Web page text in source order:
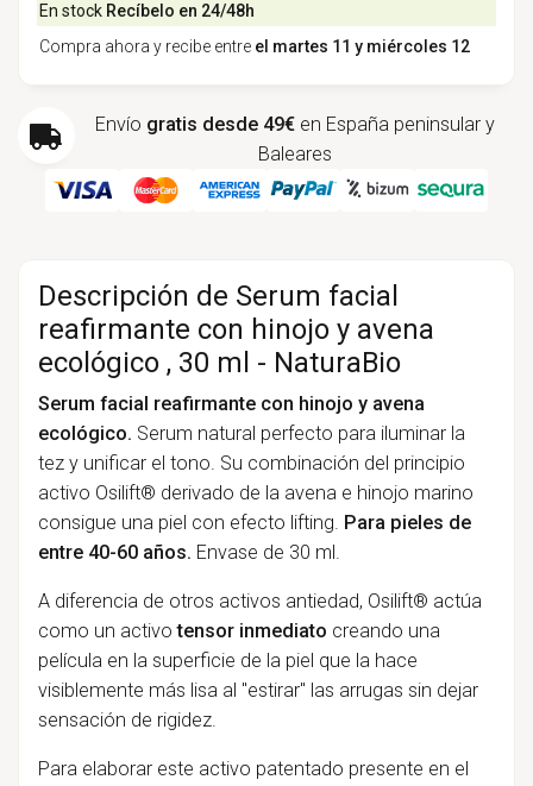
En stock Recíbelo en 24/48h
Compra ahora y recibe entre el martes 11 y miércoles 12
Envío gratis desde 49€ en España peninsular y
Baleares
Descripción de Serum facial
reafirmante con hinojo y avena
ecológico , 30 ml - NaturaBio
Serum facial reafirmante con hinojo y avena
ecológico. Serum natural perfecto para iluminar la
tez y unificar el tono. Su combinación del principio
activo Osilift® derivado de la avena e hinojo marino
consigue una piel con efecto lifting. Para pieles de
entre 40-60 años. Envase de 30 ml.
A diferencia de otros activos antiedad, Osilift® actúa
como un activotensor inmediato creando una
película en la superficie de la piel que la hace
visiblemente más lisa al "estirar" las arrugas sin dejar
sensación de rigidez.
Para elaborar este activo patentado presente en el